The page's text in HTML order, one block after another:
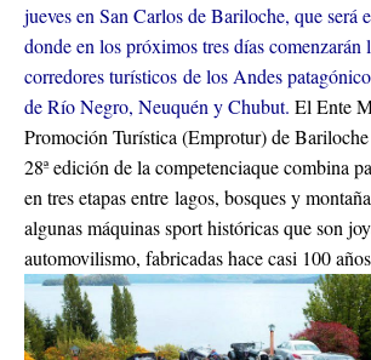
jueves en San Carlos de Bariloche, que será
donde en los próximos tres días comenzarán
corredores turísticos de los Andes
de Río Negro, Neuquén y Chubut. El Ente
Promoción Turística (Emprotur) de Bariloche
28ª edición de la competenciaque combina
en tres etapas entre lagos, bosques y
algunas máquinas sport históricas que son
automovilismo, fabricadas hace casi 100